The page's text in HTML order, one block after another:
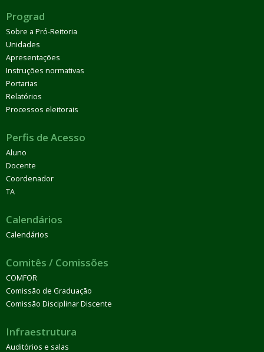
Prograd
Sobre a Pró-Reitoria
Unidades
Apresentações
Instruções normativas
Portarias
Relatórios
Processos eleitorais
Perfis de Acesso
Aluno
Docente
Coordenador
TA
Calendários
Calendários
Comitês / Comissões
COMFOR
Comissão de Graduação
Comissão Disciplinar Discente
Infraestrutura
Auditórios e salas